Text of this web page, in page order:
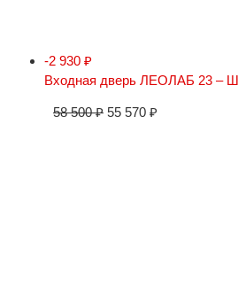
-2 930 ₽
Входная дверь ЛЕОЛАБ 23 –
58 500₽ 55 570 ₽